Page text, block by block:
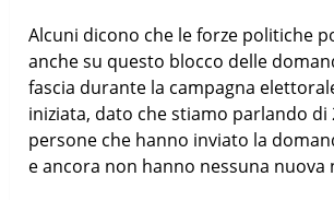
Alcuni dicono che le forze politiche
anche su questo blocco delle
fascia durante la campagna
iniziata, dato che stiamo parlando di
persone che hanno inviato la
e ancora non hanno nessuna nuova